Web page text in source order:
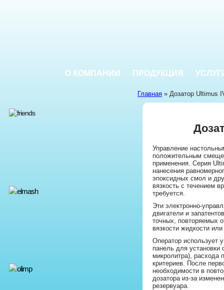
О КОМПАНИИ ПРОДУКЦИЯ
Главная » Дозатор Ultimus
Управление
положительным
применения. Серия
нанесения
эпоксидных смол и
вязкость с течением
требуется.
Эти электронно-
двигатели и
точных, повторяемых
вязкости жидкости
Оператор использует
панель для установки
микролитра), расхода
критериев. После
необходимости в
дозатора из-за
резервуара.